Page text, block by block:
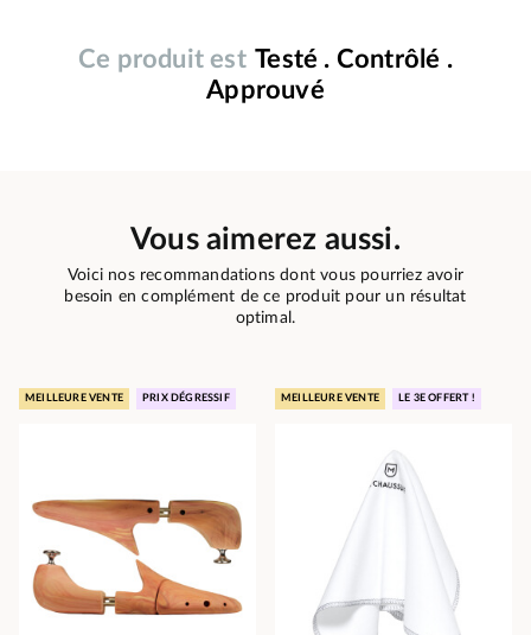
Ce produit est Testé . Contrôlé .
Approuvé
Vous aimerez aussi.
Voici nos recommandations dont vous pourriez avoir
besoin en complément de ce produit pour un résultat
optimal.
MEILLEURE VENTE PRIX DÉGRESSIF MEILLEURE VENTE LE 3E OFFERT !